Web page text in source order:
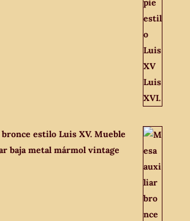
estilo Luis XV. Mueble
baja metal mármol vintage